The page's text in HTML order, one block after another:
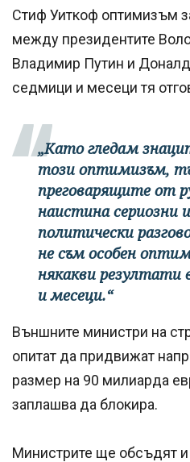
Стиф Уиткоф оптимизъм
между президентите
Владимир Путин и
седмици и месеци тя
„Като гледам
този оптимизъм,
преговарящите от
наистина сериозни
политически
не съм особен
някакви резултати
и месеци.“
Външните министри на
опитат да придвижат
размер на 90 милиарда
заплашва да блокира.
Министрите ще обсъдят и